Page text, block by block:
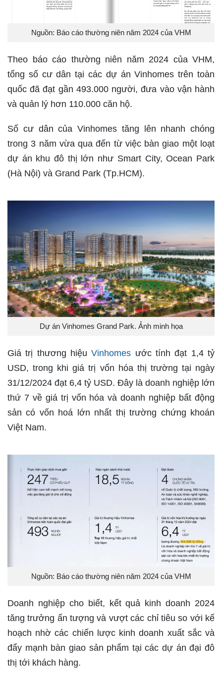
Nguồn: Báo cáo thường niên năm 2024 của VHM
Theo báo cáo thường niên năm 2024 của VHM,
tổng số cư dân tại các dự án Vinhomes trên toàn
quốc đã đạt gần 493.000 người, đưa vào vận hành
và quản lý hơn 110.000 căn hộ.
Số cư dân của Vinhomes tăng lên nhanh chóng
trong 3 năm vừa qua đến từ việc bàn giao một loạt
dự án khu đô thị lớn như Smart City, Ocean Park
(Hà Nội) và Grand Park (Tp.HCM).
Dự án Vinhomes Grand Park. Ảnh minh họa
Giá trị thương hiệuVinhomes ước tính đạt 1,4 tỷ
USD, trong khi giá trị vốn hóa thị trường tại ngày
31/12/2024 đạt 6,4 tỷ USD. Đây là doanh nghiệp lớn
thứ 7 về giá trị vốn hóa và doanh nghiệp bất động
sản có vốn hoá lớn nhất thị trường chứng khoán
Việt Nam.
Nguồn: Báo cáo thường niên năm 2024 của VHM
Doanh nghiệp cho biết, kết quả kinh doanh 2024
tăng trưởng ấn tượng và vượt các chỉ tiêu so với kế
hoạch nhờ các chiến lược kinh doanh xuất sắc và
đẩy mạnh bàn giao sản phẩm tại các dự án đại đô
thị tới khách hàng.